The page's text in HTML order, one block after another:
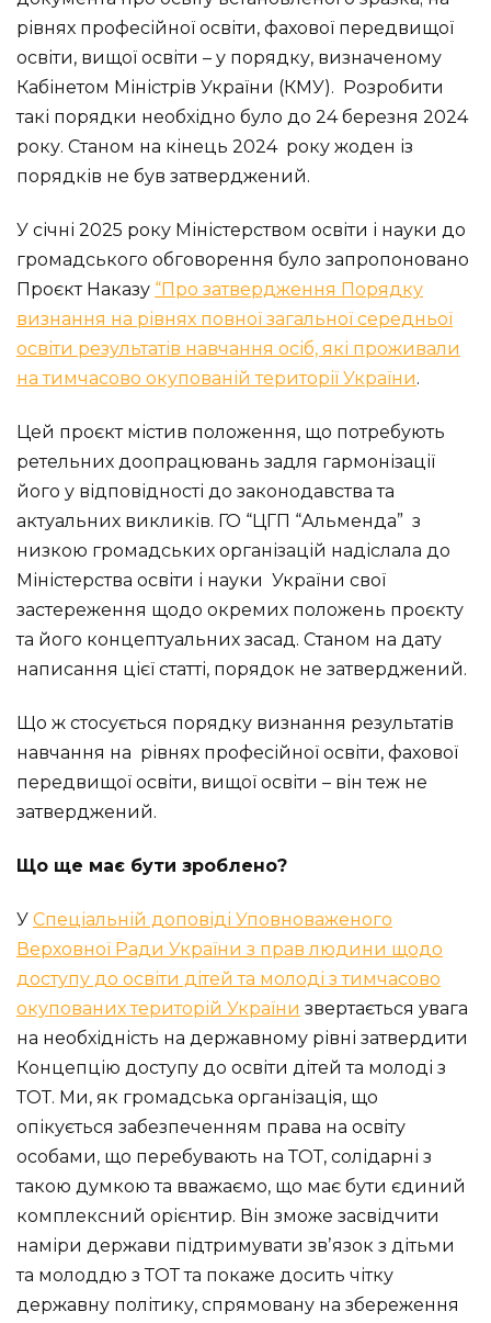
рівнях професійної освіти, фахової передвищої
освіти, вищої освіти – у порядку, визначеному
Кабінетом Міністрів України (КМУ). Розробити
такі порядки необхідно було до 24 березня 2024
року. Станом на кінець 2024 року жоден із
порядків не був затверджений.
У січні 2025 року Міністерством освіти і науки до
громадського обговорення було запропоновано
Проєкт Наказу “Про затвердження Порядку
визнання на рівнях повної загальної середньої
освіти результатів навчання осіб, які проживали
на тимчасово окупованій території України.
Цей проєкт містив положення, що потребують
ретельних доопрацювань задля гармонізації
його у відповідності до законодавства та
актуальних викликів. ГО “ЦГП “Альменда” з
низкою громадських організацій надіслала до
Міністерства освіти і науки України свої
застереження щодо окремих положень проєкту
та його концептуальних засад. Станом на дату
написання цієї статті, порядок не затверджений.
Що ж стосується порядку визнання результатів
навчання на рівнях професійної освіти, фахової
передвищої освіти, вищої освіти – він теж не
затверджений.
Що ще має бути зроблено?
У Спеціальній доповіді Уповноваженого
Верховної Ради України з прав людини щодо
доступу до освіти дітей та молоді з тимчасово
окупованих територій України звертається увага
на необхідність на державному рівні затвердити
Концепцію доступу до освіти дітей та молоді з
ТОТ. Ми, як громадська організація, що
опікується забезпеченням права на освіту
особами, що перебувають на ТОТ, солідарні з
такою думкою та вважаємо, що має бути єдиний
комплексний орієнтир. Він зможе засвідчити
наміри держави підтримувати звʼязок з дітьми
та молоддю з ТОТ та покаже досить чітку
державну політику, спрямовану на збереження